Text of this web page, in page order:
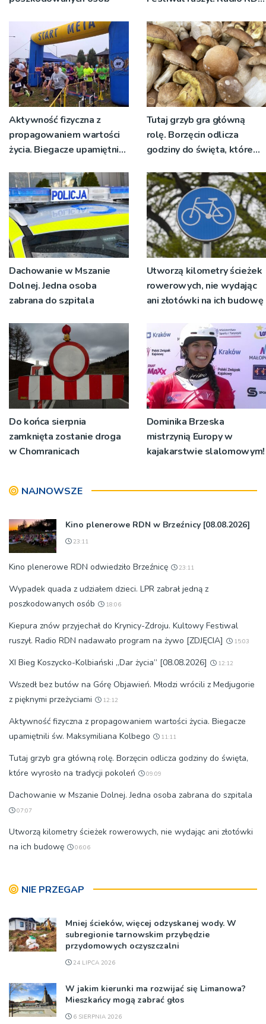
żywo [ZDJĘCIA]
Aktywność fizyczna z
propagowaniem wartości
życia. Biegacze upamiętnili
Tutaj grzyb gra główną
rolę. Borzęcin odlicza
godziny do święta, które
pokoleń
Dachowanie w Mszanie
Dolnej. Jedna osoba
zabrana do szpitala
Utworzą kilometry ścieżek
rowerowych, nie wydając
ani złotówki na ich budowę
Do końca sierpnia
zamknięta zostanie droga
w Chomranicach
Dominika Brzeska
mistrzynią Europy w
kajakarstwie slalomowym!
NAJNOWSZE
Kino plenerowe RDN w Brzeźnicy [08.08.2026]
23:11
Kino plenerowe RDN odwiedziło Brzeźnicę 23:11
Wypadek quada z udziałem dzieci. LPR zabrał jedną z
poszkodowanych osób
18:06
Kiepura znów przyjechał do Krynicy-Zdroju. Kultowy Festiwal
ruszył. Radio RDN nadawało program na żywo [ZDJĘCIA]
15:03
XI Bieg Koszycko-Kolbiański „Dar życia” [08.08.2026] 12:12
Wszedł bez butów na Górę Objawień. Młodzi wrócili z Medjugorie
z pięknymi przeżyciami
12:12
Aktywność fizyczna z propagowaniem wartości życia. Biegacze
upamiętnili św. Maksymiliana Kolbego
11:11
Tutaj grzyb gra główną rolę. Borzęcin odlicza godziny do święta,
które wyrosło na tradycji pokoleń
09:09
Dachowanie w Mszanie Dolnej. Jedna osoba zabrana do szpitala
07:07
Utworzą kilometry ścieżek rowerowych, nie wydając ani złotówki
na ich budowę
06:06
NIE PRZEGAP
Mniej ścieków, więcej odzyskanej wody. W
subregionie tarnowskim przybędzie
przydomowych oczyszczalni
24 LIPCA 2026
W jakim kierunki ma rozwijać się Limanowa?
Mieszkańcy mogą zabrać głos
6 SIERPNIA 2026